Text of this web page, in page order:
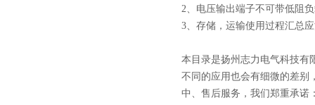
2、电压输出端子不可带低阻
3、存储，运输使用过程汇总
本目录是扬州志力电气科技有
不同的应用也会有细微的差别
中、售后服务，我们郑重承诺